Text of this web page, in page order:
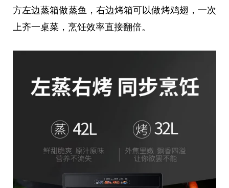
方左边蒸箱做蒸鱼，右边烤箱可以做烤鸡翅，一次
上齐一桌菜，烹饪效率直接翻倍。